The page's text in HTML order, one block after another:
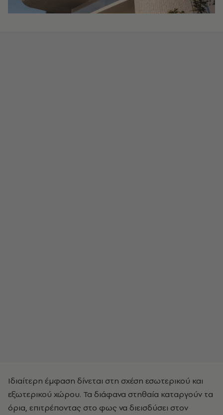
Ιδιαίτερη έμφαση δίνεται στη σχέση εσωτερικού και
εξωτερικού χώρου. Τα διάφανα στηθαία καταργούν τα
όρια, επιτρέποντας στο φως να διεισδύσει στον